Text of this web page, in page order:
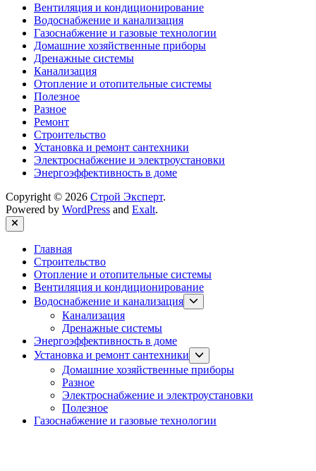
Вентиляция и кондиционирование
Водоснабжение и канализация
Газоснабжение и газовые технологии
Домашние хозяйственные приборы
Дренажные системы
Канализация
Отопление и отопительные системы
Полезное
Разное
Ремонт
Строительство
Установка и ремонт сантехники
Электроснабжение и электроустановки
Энергоэффективность в доме
Copyright © 2026 Строй Эксперт.
Powered by WordPress and Exalt.
Close
Главная
Строительство
Отопление и отопительные системы
Вентиляция и кондиционирование
Водоснабжение и канализация
sub
Канализация
Дренажные системы
Энергоэффективность в доме
Установка и ремонт сантехники
Show
sub
menu
Домашние хозяйственные приборы
Разное
Электроснабжение и электроустановки
Полезное
Газоснабжение и газовые технологии